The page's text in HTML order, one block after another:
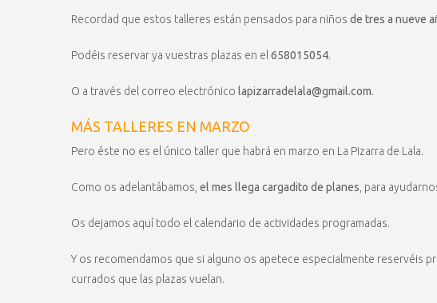
Recordad que estos talleres están pensados para niños de tres a nueve
Podéis reservar ya vuestras plazas en el 658015054.
O a través del correo electrónico lapizarradelala@gmail.com.
MÁS TALLERES EN MARZO
Pero éste no es el único taller que habrá en marzo en La Pizarra de Lala.
Como os adelantábamos, el mes llega cargadito de planes , para
Os dejamos aquí todo el calendario de actividades programadas.
Y os recomendamos que si alguno os apetece especialmente reservéis
currados que las plazas vuelan.